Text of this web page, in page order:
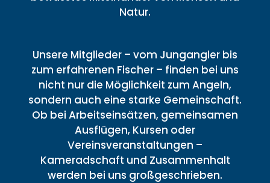
Natur.
Unsere Mitglieder – vom Jungangler bis
zum erfahrenen Fischer – finden bei uns
nicht nur die Möglichkeit zum Angeln,
sondern auch eine starke Gemeinschaft.
Ob bei Arbeitseinsätzen, gemeinsamen
Ausflügen, Kursen oder
Vereinsveranstaltungen –
Kameradschaft und Zusammenhalt
werden bei uns großgeschrieben.